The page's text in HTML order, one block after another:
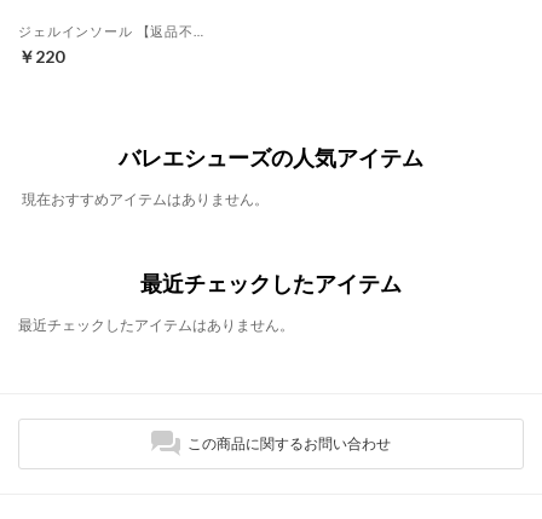
￥220
バレエシューズの人気アイテム
現在おすすめアイテムはありません。
最近チェックしたアイテム
最近チェックしたアイテムはありません。
この商品に関するお問い合わせ